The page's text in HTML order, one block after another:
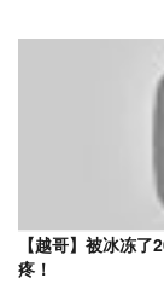
【越哥】被冰冻
疼！